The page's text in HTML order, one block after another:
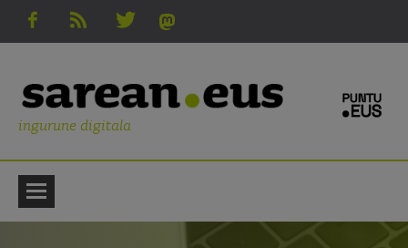
ingurune digitala